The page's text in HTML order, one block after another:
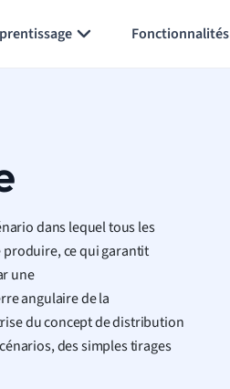
Fonctionnalités
dans lequel tous les
ce qui garantit
une
angulaire de la
du concept de distribution
des simples tirages